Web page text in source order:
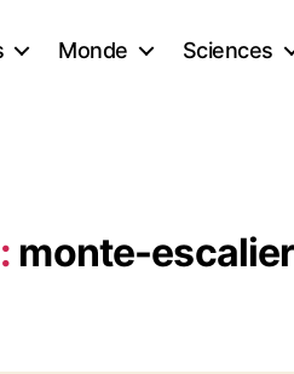
Monde Sciences
monte-escalier